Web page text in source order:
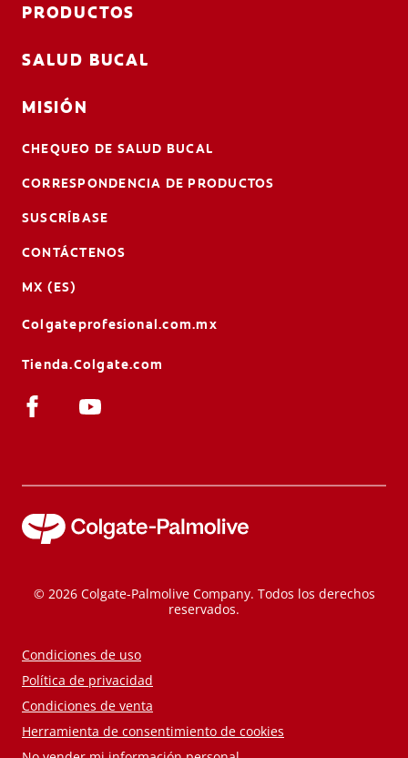
PRODUCTOS
SALUD BUCAL
MISIÓN
CHEQUEO DE SALUD BUCAL
CORRESPONDENCIA DE PRODUCTOS
SUSCRÍBASE
CONTÁCTENOS
MX (ES)
Colgateprofesional.com.mx
Tienda.Colgate.com
© 2026 Colgate-Palmolive Company. Todos los derechos
reservados.
Condiciones de uso
Política de privacidad
Condiciones de venta
Herramienta de consentimiento de cookies